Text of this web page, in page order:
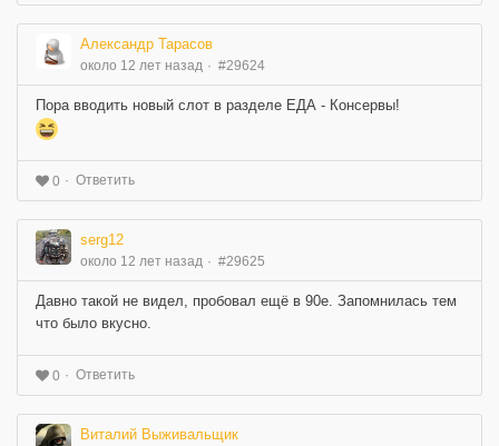
Александр Тарасов
около 12 лет назад #29624
Пора вводить новый слот в разделе ЕДА - Консервы!
0 Ответить
serg12
около 12 лет назад #29625
Давно такой не видел, пробовал ещё в 90е. Запомнилась тем
что было вкусно.
0 Ответить
Виталий Выживальщик